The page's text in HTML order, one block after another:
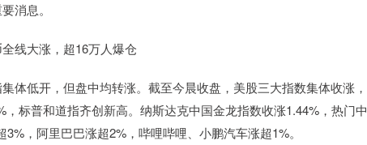
消息。
线大涨，超16万人爆仓
体低开，但盘中均转涨。截至今晨收盘，美股三大指数集体收涨
，标普和道指齐创新高。纳斯达克中国金龙指数收涨1.44%，热门
，阿里巴巴涨超2%，哔哩哔哩、小鹏汽车涨超1%。